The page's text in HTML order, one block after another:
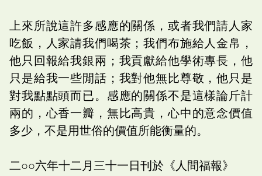
上來所說這許多感應的關係，或者我們請人家
吃飯，人家請我們喝茶；我們布施給人金帛，
他只回報給我銀兩；我貢獻給他學術專長，他
只是給我一些閒話；我對他無比尊敬，他只是
對我點點頭而已。感應的關係不是這樣論斤計
兩的，心香一瓣，無比高貴，心中的意念價值
多少，不是用世俗的價值所能衡量的。
二○○六年十二月三十一日刊於《人間福報》